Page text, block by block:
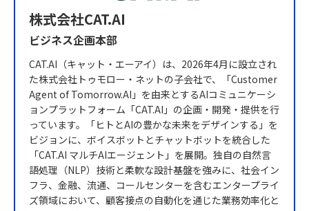
株式会社CAT.AI
ビジネス企画本部
CAT.AI（キャット・エーアイ）は、2026年4月に設立され
た株式会社トゥモロー・ネットの子会社で、「Customer
Agent of Tomorrow.AI」を由来とするAIコミュニケーシ
ョンプラットフォーム「CAT.AI」の企画・開発・提供を行
っています。「ヒトとAIの豊かな未来をデザインする」を
ビジョンに、ボイスボットとチャットボットを統合した
「CAT.AI マルチAIエージェント」を展開。独自の自然言
語処理（NLP）技術と柔軟な設計基盤を強みに、社会イン
フラ、金融、流通、コールセンターを含むエンタープライ
ズ領域において、顧客接点の自動化を通じた業務効率化と